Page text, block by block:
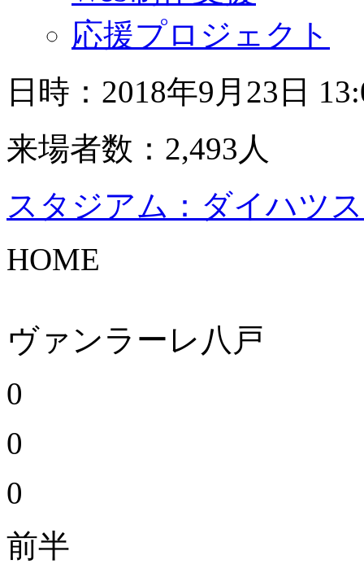
応援プロジェクト
日時：2018年9月23日
来場者数：2,493人
スタジアム：ダイハツ
HOME
ヴァンラーレ八戸
0
0
0
前半